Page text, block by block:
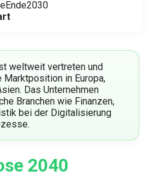
weltweit vertreten und
in Europa,
Das Unternehmen
Branchen wie Finanzen,
bei der Digitalisierung
2040